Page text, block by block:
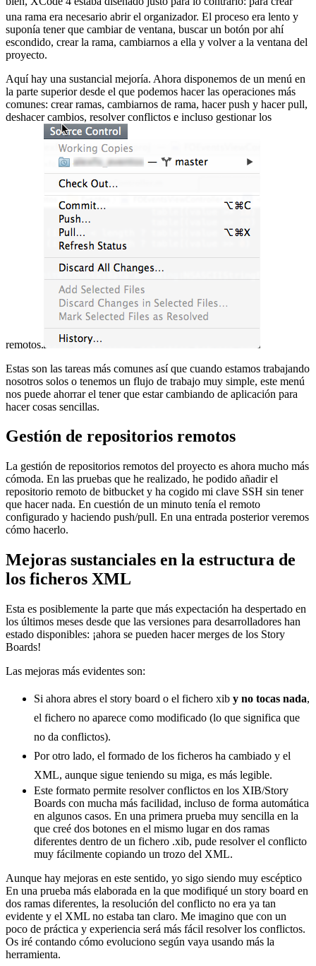
una rama era necesario abrir el organizador. El proceso era lento y
suponía tener que cambiar de ventana, buscar un botón por ahí
escondido, crear la rama, cambiarnos a ella y volver a la ventana del
proyecto.
Aquí hay una sustancial mejoría. Ahora disponemos de un menú en
la parte superior desde el que podemos hacer las operaciones más
comunes: crear ramas, cambiarnos de rama, hacer push y hacer pull,
deshacer cambios, resolver conflictos e incluso gestionar los
remotos.
Estas son las tareas más comunes así que cuando estamos trabajando
nosotros solos o tenemos un flujo de trabajo muy simple, este menú
nos puede ahorrar el tener que estar cambiando de aplicación para
hacer cosas sencillas.
Gestión de repositorios remotos
La gestión de repositorios remotos del proyecto es ahora mucho más
cómoda. En las pruebas que he realizado, he podido añadir el
repositorio remoto de bitbucket y ha cogido mi clave SSH sin tener
que hacer nada. En cuestión de un minuto tenía el remoto
configurado y haciendo push/pull. En una entrada posterior veremos
cómo hacerlo.
Mejoras sustanciales en la estructura de
los ficheros XML
Esta es posiblemente la parte que más expectación ha despertado en
los últimos meses desde que las versiones para desarrolladores han
estado disponibles: ¡ahora se pueden hacer merges de los Story
Boards!
Las mejoras más evidentes son:
Si ahora abres el story board o el fichero xib y no tocas nada,
el fichero no aparece como modificado (lo que significa que
no da conflictos).
Por otro lado, el formado de los ficheros ha cambiado y el
XML, aunque sigue teniendo su miga, es más legible.
Este formato permite resolver conflictos en los XIB/Story
Boards con mucha más facilidad, incluso de forma automática
en algunos casos. En una primera prueba muy sencilla en la
que creé dos botones en el mismo lugar en dos ramas
diferentes dentro de un fichero .xib, pude resolver el conflicto
muy fácilmente copiando un trozo del XML.
Aunque hay mejoras en este sentido, yo sigo siendo muy escéptico
En una prueba más elaborada en la que modifiqué un story board en
dos ramas diferentes, la resolución del conflicto no era ya tan
evidente y el XML no estaba tan claro. Me imagino que con un
poco de práctica y experiencia será más fácil resolver los conflictos.
Os iré contando cómo evoluciono según vaya usando más la
herramienta.